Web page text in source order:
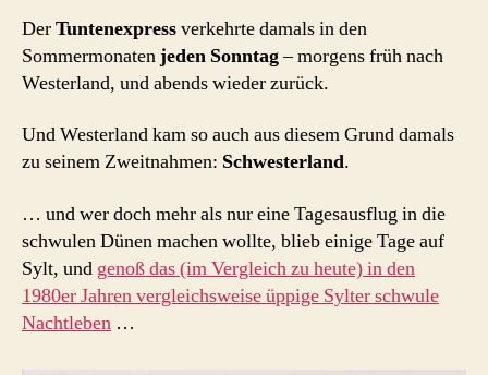
DerTuntenexpressverkehrte damals in den
Sommermonatenjeden Sonntag– morgens früh nach
Westerland, und abends wieder zurück.
Und Westerland kam so auch aus diesem Grund damals
zu seinem Zweitnahmen: Schwesterland.
… und wer doch mehr als nur eine Tagesausflug in die
schwulen Dünen machen wollte, blieb einige Tage auf
Sylt, und genoß das (im Vergleich zu heute) in den
1980er Jahren vergleichsweise üppige Sylter schwule
Nachtleben …